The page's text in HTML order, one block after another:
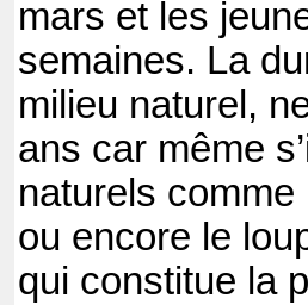
mars et les
semaines. La
milieu naturel,
ans car même
naturels
ou encore le
qui constitue la